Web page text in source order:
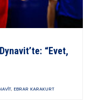
“Evet,
, EBRAR KARAKURT